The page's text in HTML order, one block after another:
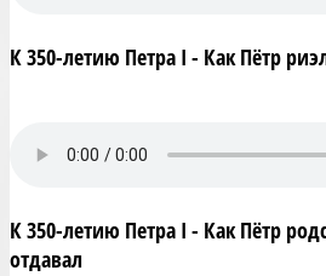
К 350-летию Петра I - Как Пётр
К 350-летию Петра I - Как Пётр
отдавал